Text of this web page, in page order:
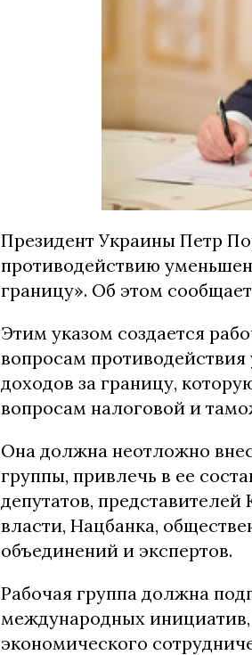
Президент Украины Петр
противодействию
границу». Об этом
Этим указом создается
вопросам
доходов за границу,
вопросам налоговой и
Она должна неотложно
группы, привлечь в ее
депутатов,
власти, Нацбанка,
объединений и экспертов.
Рабочая группа должна
международных
экономического